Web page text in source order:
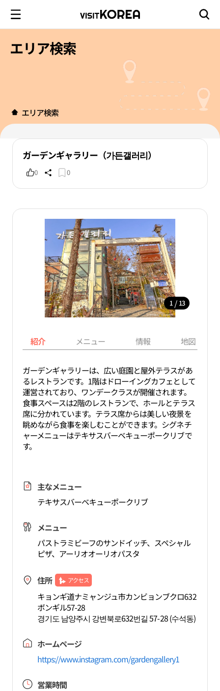
エリア検索
エリア検索
ガーデンギャラリー（가든갤러리）
0 0
1 / 13
紹介 メニュー 情報 地図
ガーデンギャラリーは、広い庭園と屋外テラスがあ
るレストランです。1階はドローイングカフェとして
運営されており、ワンデークラスが開催されます。
食事スペースは2階のレストランで、ホールとテラス
席に分かれています。テラス席からは美しい夜景を
眺めながら食事を楽しむことができます。シグネチ
ャーメニューはテキサスバーベキューポークリブで
す。
主なメニュー
テキサスバーベキューポークリブ
メニュー
パストラミビーフのサンドイッチ、スペシャル
ピザ、アーリオオーリオパスタ
住所 アクセス
キョンギ道ナミャンジュ市カンビョンブクロ632
ボンギル57-28
경기도 남양주시 강변북로632번길 57-28 (수석동)
ホームページ
https://www.instagram.com/gardengallery1
営業時間